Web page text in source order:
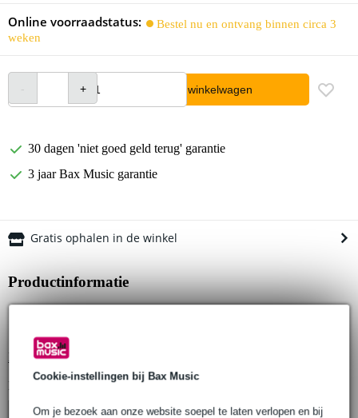
Cookie-instellingen bij Bax Music
Om je bezoek aan onze website soepel te laten verlopen en bij
Online voorraadstatus:
Bestel nu en ontvang binnen circa 3
weken
In winkelwagen
30 dagen 'niet goed geld terug' garantie
3 jaar Bax Music garantie
Gratis ophalen in de winkel
Productinformatie
Bekijk alle productspecificaties